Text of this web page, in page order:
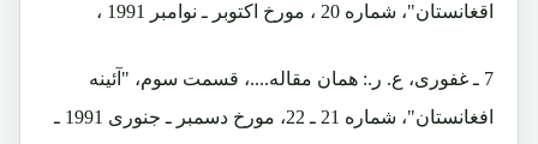
اقغانستان"، شماره 20 ، مورخ اکتوبر ـ نوامبر 1991 ،
7 ـ غفوری، ع. ر.: همان مقاله....، قسمت سوم، "آئینه
افغانستان"، شماره 21 ـ 22، مورخ دسمبر ـ جنوری 1991 ـ